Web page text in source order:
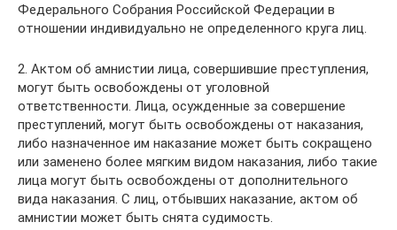
Федерального Собрания Российской Федерации в
отношении индивидуально не определенного круга лиц.
2. Актом об амнистии лица, совершившие преступления,
могут быть освобождены от уголовной
ответственности. Лица, осужденные за совершение
преступлений, могут быть освобождены от наказания,
либо назначенное им наказание может быть сокращено
или заменено более мягким видом наказания, либо такие
лица могут быть освобождены от дополнительного
вида наказания. С лиц, отбывших наказание, актом об
амнистии может быть снята судимость.